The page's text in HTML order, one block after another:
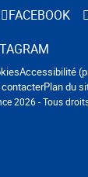
FACEBOOK
2026 - Tous
Accessibilité
Plan du